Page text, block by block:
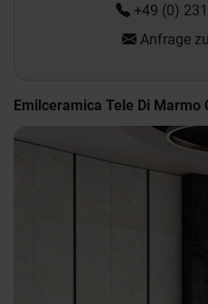
+49 (0)
Anfrage
Emilceramica Tele Di Marmo